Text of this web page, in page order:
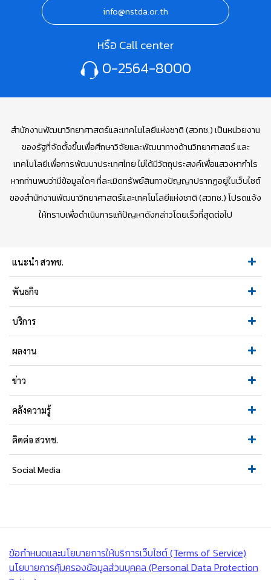
info@nstda.or.th
หรือ Call center
0-2564-8000
สำนักงานพัฒนาวิทยาศาสตร์และเทคโนโลยีแห่งชาติ (สวทช.) เป็นหน่วยงาน
ของรัฐที่จัดตั้งขึ้นเพื่อศึกษาวิจัยและพัฒนาทางด้านวิทยาศาสตร์ และ
เทคโนโลยีเพื่อการพัฒนาประเทศไทย ไม่ได้มีวัตถุประสงค์เพื่อแสวงหากำไร
หากท่านพบว่ามีข้อมูลใดๆ ที่ละเมิดทรัพย์สินทางปัญญาปรากฏอยู่ในเว็บไซต์
ของสำนักงานพัฒนาวิทยาศาสตร์และเทคโนโลยีแห่งชาติ (สวทช.) โปรดแจ้ง
ให้ทราบเพื่อดำเนินการแก้ปัญหาดังกล่าวโดยเร็วที่สุดต่อไป
แนะนำ สวทช.
พันธกิจ
บริการ
ผลงาน
ข่าว
คลังความรู้
ติดต่อ สวทช.
Social Media
ข้อกำหนดและนโยบายการให้บริการเว็บไซต์ (Terms of Service)
นโยบายการคุ้มครองข้อมูลส่วนบุคคล (Personal Data Protection